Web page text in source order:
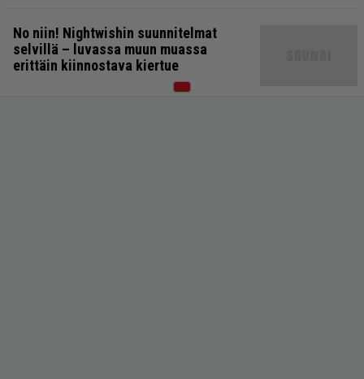
No niin! Nightwishin suunnitelmat
selvillä – luvassa muun muassa
erittäin kiinnostava kiertue